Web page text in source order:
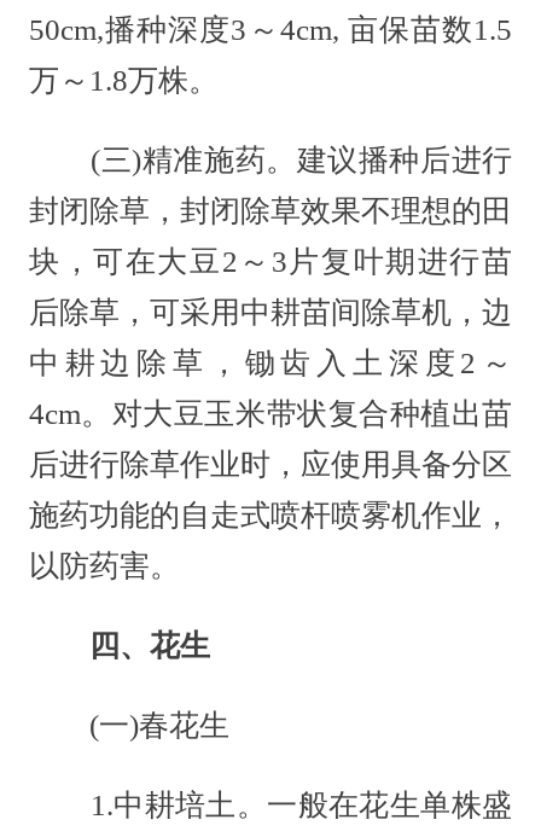
50cm,播种深度3～4cm, 亩保苗数1.5
万～1.8万株。
(三)精准施药。建议播种后进行
封闭除草，封闭除草效果不理想的田
块，可在大豆2～3片复叶期进行苗
后除草，可采用中耕苗间除草机，边
中耕边除草，锄齿入土深度2～
4cm。对大豆玉米带状复合种植出苗
后进行除草作业时，应使用具备分区
施药功能的自走式喷杆喷雾机作业，
以防药害。
四、花生
(一)春花生
1.中耕培土。一般在花生单株盛